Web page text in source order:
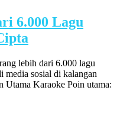
6.000 Lagu
lebih dari 6.000 lagu
media sosial di kalangan
Utama Karaoke Poin utama: